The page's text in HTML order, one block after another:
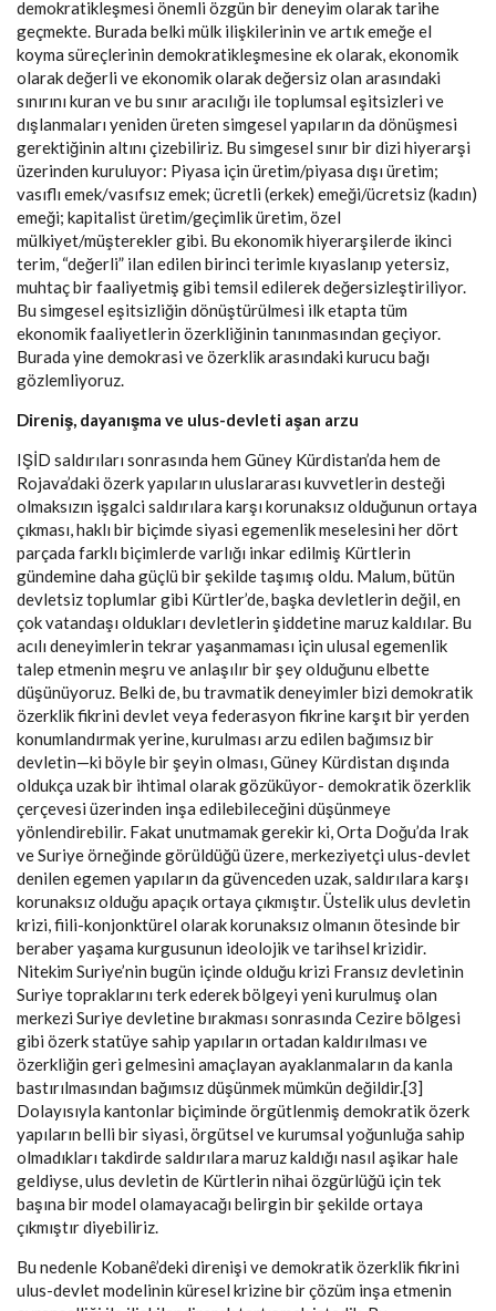
demokratikleşmesi önemli özgün bir deneyim olarak tarihe
geçmekte. Burada belki mülk ilişkilerinin ve artık emeğe el
koyma süreçlerinin demokratikleşmesine ek olarak, ekonomik
olarak değerli ve ekonomik olarak değersiz olan arasındaki
sınırını kuran ve bu sınır aracılığı ile toplumsal eşitsizleri ve
dışlanmaları yeniden üreten simgesel yapıların da dönüşmesi
gerektiğinin altını çizebiliriz. Bu simgesel sınır bir dizi hiyerarşi
üzerinden kuruluyor: Piyasa için üretim/piyasa dışı üretim;
vasıflı emek/vasıfsız emek; ücretli (erkek) emeği/ücretsiz (kadın)
emeği; kapitalist üretim/geçimlik üretim, özel
mülkiyet/müşterekler gibi. Bu ekonomik hiyerarşilerde ikinci
terim, “değerli” ilan edilen birinci terimle kıyaslanıp yetersiz,
muhtaç bir faaliyetmiş gibi temsil edilerek değersizleştiriliyor.
Bu simgesel eşitsizliğin dönüştürülmesi ilk etapta tüm
ekonomik faaliyetlerin özerkliğinin tanınmasından geçiyor.
Burada yine demokrasi ve özerklik arasındaki kurucu bağı
gözlemliyoruz.
Direniş, dayanışma ve ulus-devleti aşan arzu
IŞİD saldırıları sonrasında hem Güney Kürdistan’da hem de
Rojava’daki özerk yapıların uluslararası kuvvetlerin desteği
olmaksızın işgalci saldırılara karşı korunaksız olduğunun ortaya
çıkması, haklı bir biçimde siyasi egemenlik meselesini her dört
parçada farklı biçimlerde varlığı inkar edilmiş Kürtlerin
gündemine daha güçlü bir şekilde taşımış oldu. Malum, bütün
devletsiz toplumlar gibi Kürtler’de, başka devletlerin değil, en
çok vatandaşı oldukları devletlerin şiddetine maruz kaldılar. Bu
acılı deneyimlerin tekrar yaşanmaması için ulusal egemenlik
talep etmenin meşru ve anlaşılır bir şey olduğunu elbette
düşünüyoruz. Belki de, bu travmatik deneyimler bizi demokratik
özerklik fikrini devlet veya federasyon fikrine karşıt bir yerden
konumlandırmak yerine, kurulması arzu edilen bağımsız bir
devletin—ki böyle bir şeyin olması, Güney Kürdistan dışında
oldukça uzak bir ihtimal olarak gözüküyor- demokratik özerklik
çerçevesi üzerinden inşa edilebileceğini düşünmeye
yönlendirebilir. Fakat unutmamak gerekir ki, Orta Doğu’da Irak
ve Suriye örneğinde görüldüğü üzere, merkeziyetçi ulus-devlet
denilen egemen yapıların da güvenceden uzak, saldırılara karşı
korunaksız olduğu apaçık ortaya çıkmıştır. Üstelik ulus devletin
krizi, fiili-konjonktürel olarak korunaksız olmanın ötesinde bir
beraber yaşama kurgusunun ideolojik ve tarihsel krizidir.
Nitekim Suriye’nin bugün içinde olduğu krizi Fransız devletinin
Suriye topraklarını terk ederek bölgeyi yeni kurulmuş olan
merkezi Suriye devletine bırakması sonrasında Cezire bölgesi
gibi özerk statüye sahip yapıların ortadan kaldırılması ve
özerkliğin geri gelmesini amaçlayan ayaklanmaların da kanla
bastırılmasından bağımsız düşünmek mümkün değildir.[3]
Dolayısıyla kantonlar biçiminde örgütlenmiş demokratik özerk
yapıların belli bir siyasi, örgütsel ve kurumsal yoğunluğa sahip
olmadıkları takdirde saldırılara maruz kaldığı nasıl aşikar hale
geldiyse, ulus devletin de Kürtlerin nihai özgürlüğü için tek
başına bir model olamayacağı belirgin bir şekilde ortaya
çıkmıştır diyebiliriz.
Bu nedenle Kobanê’deki direnişi ve demokratik özerklik fikrini
ulus-devlet modelinin küresel krizine bir çözüm inşa etmenin